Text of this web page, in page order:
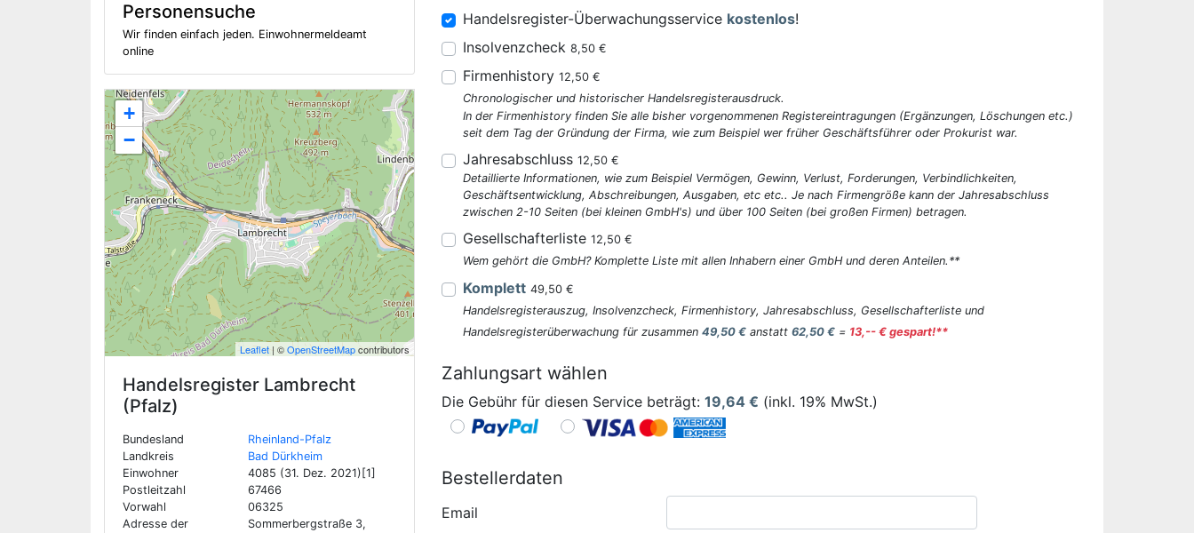
Personensuche
Wir finden einfach jeden. Einwohnermeldeamt
online
+
−
Leaflet | ©OpenStreetMapcontributors
Handelsregister Lambrecht
(Pfalz)
Bundesland
Rheinland-Pfalz
Landkreis
Bad Dürkheim
Einwohner
4085 (31. Dez. 2021)[1]
Postleitzahl
67466
Vorwahl
06325
Adresse der
Sommerbergstraße 3,
Handelsregister-Überwachungsservice kostenlos!
Insolvenzcheck 8,50 €
Firmenhistory 12,50 €
Chronologischer und historischer Handelsregisterausdruck.
In der Firmenhistory finden Sie alle bisher vorgenommenen Registereintragungen (Ergänzungen, Löschungen etc.)
seit dem Tag der Gründung der Firma, wie zum Beispiel wer früher Geschäftsführer oder Prokurist war.
Jahresabschluss 12,50 €
Detaillierte Informationen, wie zum Beispiel Vermögen, Gewinn, Verlust, Forderungen, Verbindlichkeiten,
Geschäftsentwicklung, Abschreibungen, Ausgaben, etc etc.. Je nach Firmengröße kann der Jahresabschluss
zwischen 2-10 Seiten (bei kleinen GmbH's) und über 100 Seiten (bei großen Firmen) betragen.
Gesellschafterliste 12,50 €
Wem gehört die GmbH? Komplette Liste mit allen Inhabern einer GmbH und deren Anteilen.**
Komplett 49,50 €
Handelsregisterauszug, Insolvenzcheck, Firmenhistory, Jahresabschluss, Gesellschafterliste und
Handelsregisterüberwachung für zusammen 49,50 € anstatt 62,50 € = 13,-- € gespart!**
Zahlungsart wählen
Die Gebühr für diesen Service beträgt: 19,64 € (inkl. 19% MwSt.)
Bestellerdaten
Email